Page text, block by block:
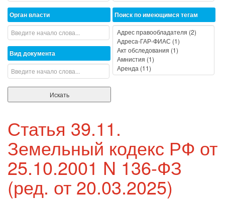
Орган власти
Вид документа
Поиск по имеющимся тегам
Статья 39.11.
Земельный кодекс РФ от
25.10.2001 N 136-ФЗ
(ред. от 20.03.2025)